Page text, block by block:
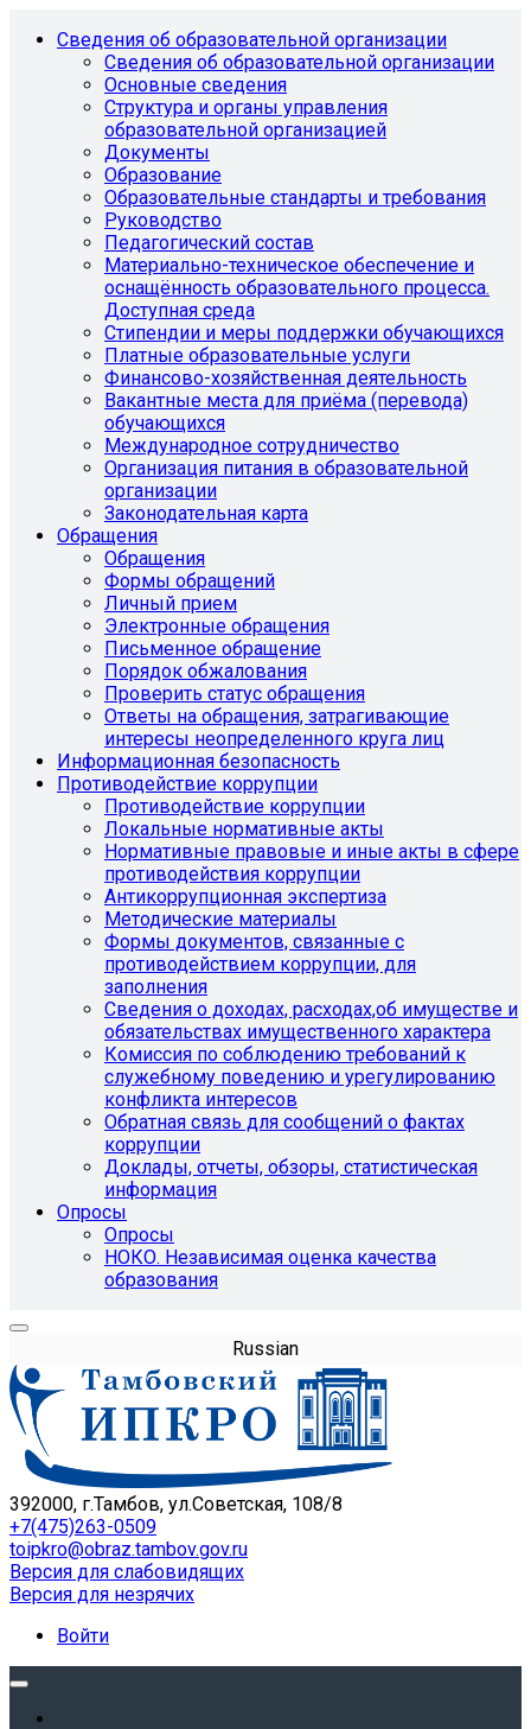
Сведения об образовательной организации
Сведения об образовательной организации
Основные сведения
Структура и органы управления
образовательной организацией
Документы
Образование
Образовательные стандарты и требования
Руководство
Педагогический состав
Материально-техническое обеспечение и
оснащённость образовательного процесса.
Доступная среда
Стипендии и меры поддержки обучающихся
Платные образовательные услуги
Финансово-хозяйственная деятельность
Вакантные места для приёма (перевода)
обучающихся
Международное сотрудничество
Организация питания в образовательной
организации
Законодательная карта
Обращения
Обращения
Формы обращений
Личный прием
Электронные обращения
Письменное обращение
Порядок обжалования
Проверить статус обращения
Ответы на обращения, затрагивающие
интересы неопределенного круга лиц
Информационная безопасность
Противодействие коррупции
Противодействие коррупции
Локальные нормативные акты
Нормативные правовые и иные акты в сфере
противодействия коррупции
Антикоррупционная экспертиза
Методические материалы
Формы документов, связанные с
противодействием коррупции, для
заполнения
Сведения о доходах, расходах,об имуществе и
обязательствах имущественного характера
Комиссия по соблюдению требований к
служебному поведению и урегулированию
конфликта интересов
Обратная связь для сообщений о фактах
коррупции
Доклады, отчеты, обзоры, статистическая
информация
Опросы
Опросы
НОКО. Независимая оценка качества
образования
Russian
392000, г.Тамбов, ул.Советская, 108/8
+7(475)263-0509
toipkro@obraz.tambov.gov.ru
Версия для слабовидящих
Версия для незрячих
Войти